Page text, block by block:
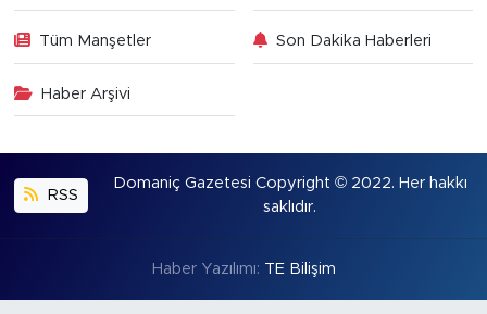
Tüm Manşetler Son Dakika Haberleri
Haber Arşivi
RSS
Domaniç Gazetesi Copyright © 2022. Her hakkı
saklıdır.
Haber Yazılımı: TE Bilişim